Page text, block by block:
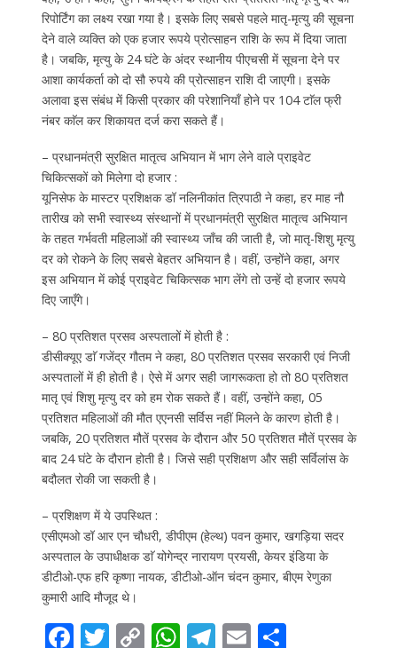
रिपोर्टिंग का लक्ष्य रखा गया है। इसके लिए सबसे पहले मातृ-मृत्यु की सूचना
देने वाले व्यक्ति को एक हजार रूपये प्रोत्साहन राशि के रूप में दिया जाता
है। जबकि, मृत्यु के 24 घंटे के अंदर स्थानीय पीएचसी में सूचना देने पर
आशा कार्यकर्ता को दो सौ रुपये की प्रोत्साहन राशि दी जाएगी। इसके
अलावा इस संबंध में किसी प्रकार की परेशानियाँ होने पर 104 टाॅल फ्री
नंबर काॅल कर शिकायत दर्ज करा सकते हैं।
– प्रधानमंत्री सुरक्षित मातृत्व अभियान में भाग लेने वाले प्राइवेट
चिकित्सकों को मिलेगा दो हजार :
यूनिसेफ के मास्टर प्रशिक्षक डॉ नलिनीकांत त्रिपाठी ने कहा, हर माह नौ
तारीख को सभी स्वास्थ्य संस्थानों में प्रधानमंत्री सुरक्षित मातृत्व अभियान
के तहत गर्भवती महिलाओं की स्वास्थ्य जाँच की जाती है, जो मातृ-शिशु मृत्यु
दर को रोकने के लिए सबसे बेहतर अभियान है। वहीं, उन्होंने कहा, अगर
इस अभियान में कोई प्राइवेट चिकित्सक भाग लेंगे तो उन्हें दो हजार रूपये
दिए जाएँगे।
– 80 प्रतिशत प्रसव अस्पतालों में होती है :
डीसीक्यूए डाॅ गजेंद्र गौतम ने कहा, 80 प्रतिशत प्रसव सरकारी एवं निजी
अस्पतालों में ही होती है। ऐसे में अगर सही जागरूकता हो तो 80 प्रतिशत
मातृ एवं शिशु मृत्यु दर को हम रोक सकते हैं। वहीं, उन्होंने कहा, 05
प्रतिशत महिलाओं की मौत एएनसी सर्विस नहीं मिलने के कारण होती है।
जबकि, 20 प्रतिशत मौतें प्रसव के दौरान और 50 प्रतिशत मौतें प्रसव के
बाद 24 घंटे के दौरान होती है। जिसे सही प्रशिक्षण और सही सर्विलांस के
बदौलत रोकी जा सकती है।
– प्रशिक्षण में ये उपस्थित :
एसीएमओ डॉ आर एन चौधरी, डीपीएम (हेल्थ) पवन कुमार, खगड़िया सदर
अस्पताल के उपाधीक्षक डाॅ योगेन्द्र नारायण प्रयसी, केयर इंडिया के
डीटीओ-एफ हरि कृष्णा नायक, डीटीओ-ऑन चंदन कुमार, बीएम रेणुका
कुमारी आदि मौजूद थे।
F T C W T E S